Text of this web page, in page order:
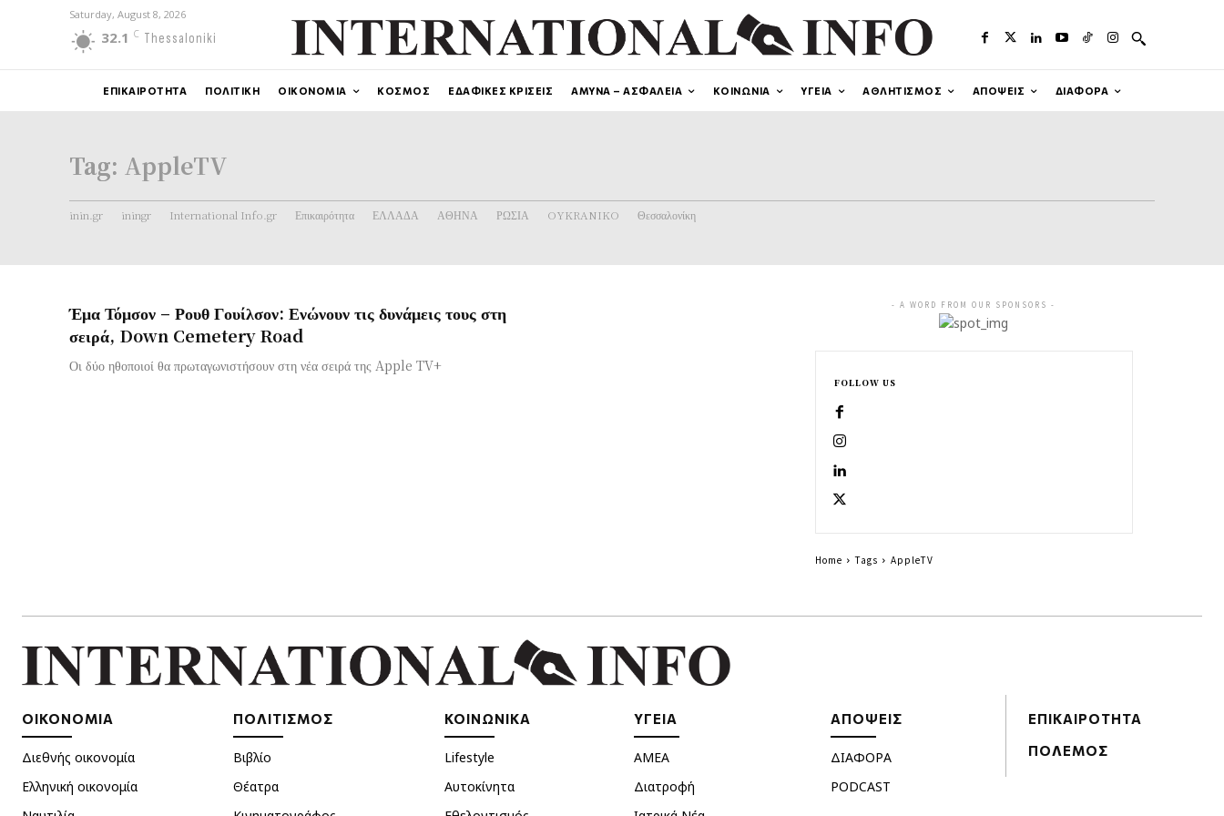
Saturday, August 8, 2026
32.1 C Thessaloniki
ΕΠΙΚΑΙΡΟΤΗΤΑ ΠΟΛΙΤΙΚΗ ΟΙΚΟΝΟΜΙΑ ΚΟΣΜΟΣ ΕΔΑΦΙΚΕΣ ΚΡΙΣΕΙΣ ΑΜΥΝΑ – ΑΣΦΑΛΕΙΑ ΚΟΙΝΩΝΙΑ ΥΓΕΙΑ ΑΘΛΗΤΙΣΜΟΣ ΑΠΟΨΕΙΣ ΔΙΑΦΟΡΑ
Tag: AppleTV
inin.gr iningr International Info.gr Επικαιρότητα ΕΛΛΑΔΑ ΑΘΗΝΑ ΡΩΣΙΑ OYKRANIKO Θεσσαλονίκη
Έμα Τόμσον – Ρουθ Γουίλσον: Ενώνουν τις δυνάμεις τους στη
σειρά, Down Cemetery Road
Οι δύο ηθοποιοί θα πρωταγωνιστήσουν στη νέα σειρά της Apple TV+
- A WORD FROM OUR SPONSORS -
FOLLOW US
Home Tags AppleTV
ΟΙΚΟΝΟΜΙΑ
Διεθνής οικονομία
Ελληνική οικονομία
ΠΟΛΙΤΙΣΜΟΣ
Βιβλίο
Θέατρα
ΚΟΙΝΩΝΙΚΑ
Lifestyle
Αυτοκίνητα
ΥΓΕΙΑ
ΑΜΕΑ
Διατροφή
ΑΠΟΨΕΙΣ
ΔΙΑΦΟΡΑ
PODCAST
ΕΠΙΚΑΙΡΟΤΗΤΑ
ΠΟΛΕΜΟΣ